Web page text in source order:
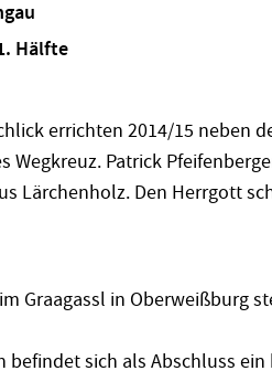
Hälfte
errichten 2014/15 neben
Wegkreuz. Patrick
Lärchenholz. Den Herrgott
Graagassl in Oberweißburg
befindet sich als Abschluss